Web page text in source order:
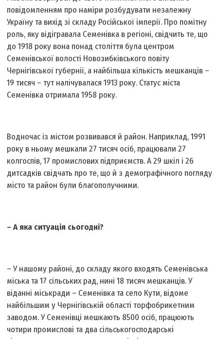
повідомленням про наміри розбудувати незалежну
Україну та вихід зі складу Російської імперії. Про помітну
роль, яку відігравала Семенівка в регіоні, свідчить те, що
до 1918 року вона понад століття була центром
Семенівської волості Новозибківського повіту
Чернігівської губернії, а найбільша кількість мешканців –
19 тисяч – тут налічувалася 1913 року. Статус міста
Семенівка отримала 1958 року.
Водночас із містом розвивався й район. Наприклад, 1991
року в ньому мешкали 27 тисяч осіб, працювали 27
колгоспів, 17 промислових підприємств. А 29 шкіл і 26
дитсадків свідчать про те, що й з демографічного погляду
місто та район були благополучними.
– А яка ситуація сьогодні?
– У нашому районі, до складу якого входять Семенівська
міська та 17 сільських рад, нині 18 тисяч мешканців. У
віданні міськради – Семенівка та село Кути, відоме
найбільшим у Чернігівській області торфобрикетним
заводом. У Семенівці мешкають 8500 осіб, працюють
чотири промислові та два сільськогосподарські